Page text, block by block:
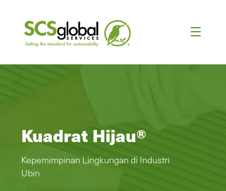
Kuadrat Hijau®
Kepemimpinan Lingkungan di Industri
Ubin